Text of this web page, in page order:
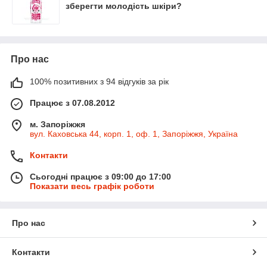
зберегти молодість шкіри?
Про нас
100% позитивних з 94 відгуків за рік
Працює з 07.08.2012
м. Запоріжжя
вул. Каховська 44, корп. 1, оф. 1, Запоріжжя, Україна
Контакти
Сьогодні працює з 09:00 до 17:00
Показати весь графік роботи
Про нас
Контакти